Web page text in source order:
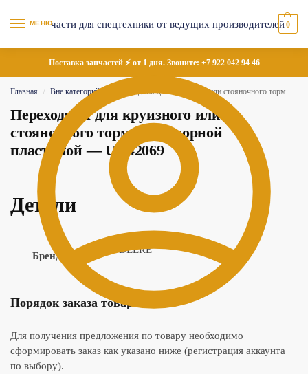
МЕНЮ 0
Поставка запчастей ⚡ от 1 дня. Звоните: +7 922 042 94 46
Главная / Вне категорий Переходник для круизного или стояночного тормоза с опорной пластиной — UC42069
Переходник для круизного или
стояночного тормоза с опорной
пластиной — UC42069
Детали
Бренд
JOHN DEERE
Порядок заказа товара
Для получения предложения по товару необходимо
сформировать заказ как указано ниже (регистрация аккаунта
по выбору).